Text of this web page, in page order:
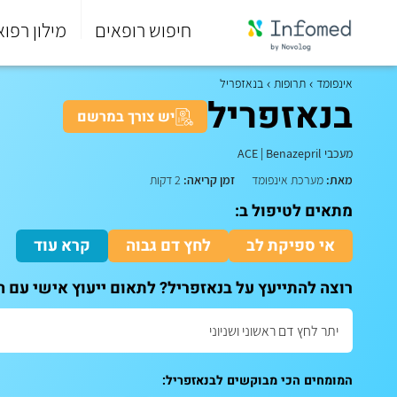
חיפוש רופאים מילון
סוף
הראשי.
אינפומד תרופות בנאזפריל
בנאזפריל יש צורך במרשם
מעכבי ACE | Benazepril
מאת: מערכת אינפומד זמן קריאה:
מתאים לטיפול ב:
אי ספיקת לב
לחץ דם גבוה
קרא עוד
רוצה להתייעץ על בנאזפריל? לתאום ייעוץ אישי
המומחים הכי מבוקשים לבנאזפריל: